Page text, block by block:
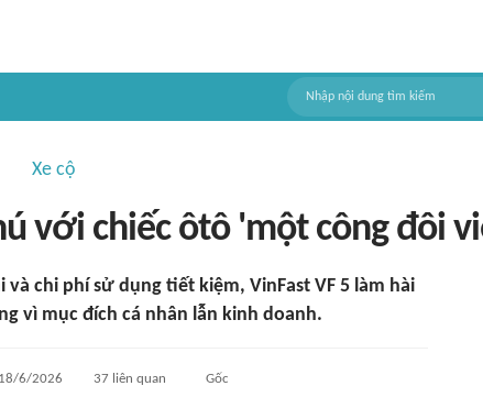
Xe cộ
với chiếc ôtô 'một công đôi
chi phí sử dụng tiết kiệm, VinFast VF 5 làm hài
vì mục đích cá nhân lẫn kinh doanh.
18/6/2026 37 liên quan Gốc